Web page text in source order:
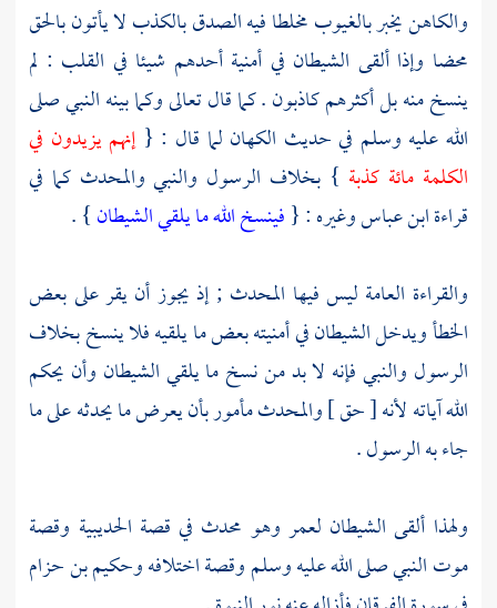
والكاهن يخبر بالغيوب مخلطا فيه الصدق بالكذب لا يأتون بالحق
محضا وإذا ألقى الشيطان في أمنية أحدهم شيئا في القلب : لم
ينسخ منه بل أكثرهم كاذبون . كما قال تعالى وكما بينه النبي صلى
الله عليه وسلم في حديث الكهان لما قال : {إنهم يزيدون في
الكلمة مائة كذبة } بخلاف الرسول والنبي والمحدث كما في
قراءةابن عباسوغيره : {فينسخ الله ما يلقي الشيطان} .
والقراءة العامة ليس فيها المحدث ; إذ يجوز أن يقر على بعض
الخطأ ويدخل الشيطان في أمنيته بعض ما يلقيه فلا ينسخ بخلاف
الرسول والنبي فإنه لا بد من نسخ ما يلقي الشيطان وأن يحكم
الله آياته لأنه [ حق ] والمحدث مأمور بأن يعرض ما يحدثه على ما
جاء به الرسول .
ولهذا ألقى الشيطان لعمر وهو محدث في قصة الحديبية وقصة
موت النبي صلى الله عليه وسلم وقصة اختلافهوحكيم بن حزام